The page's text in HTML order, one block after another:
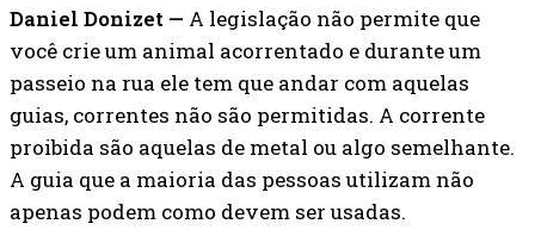
Daniel Donizet — A legislação não permite que
você crie um animal acorrentado e durante um
passeio na rua ele tem que andar com aquelas
guias, correntes não são permitidas. A corrente
proibida são aquelas de metal ou algo semelhante.
A guia que a maioria das pessoas utilizam não
apenas podem como devem ser usadas.